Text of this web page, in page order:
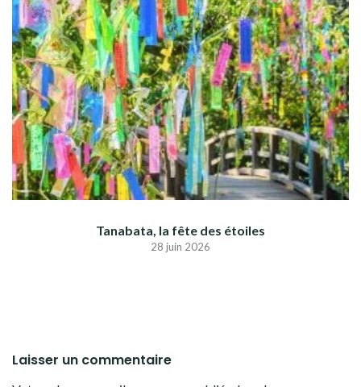
Tanabata, la fête des étoiles
28 juin 2026
Laisser un commentaire